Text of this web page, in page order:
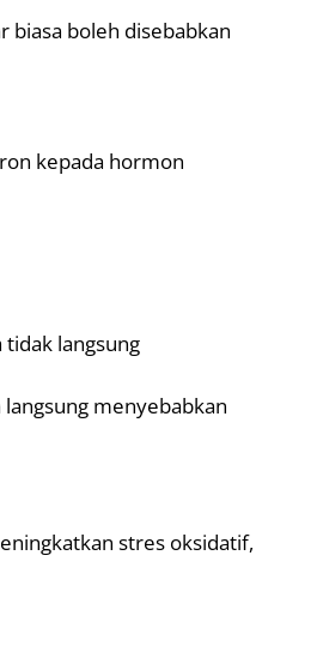
biasa boleh disebabkan
kepada hormon
langsung
menyebabkan
stres oksidatif,